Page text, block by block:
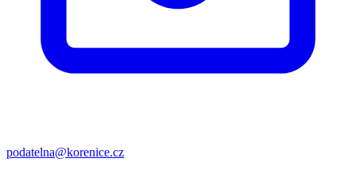
podatelna@korenice.cz